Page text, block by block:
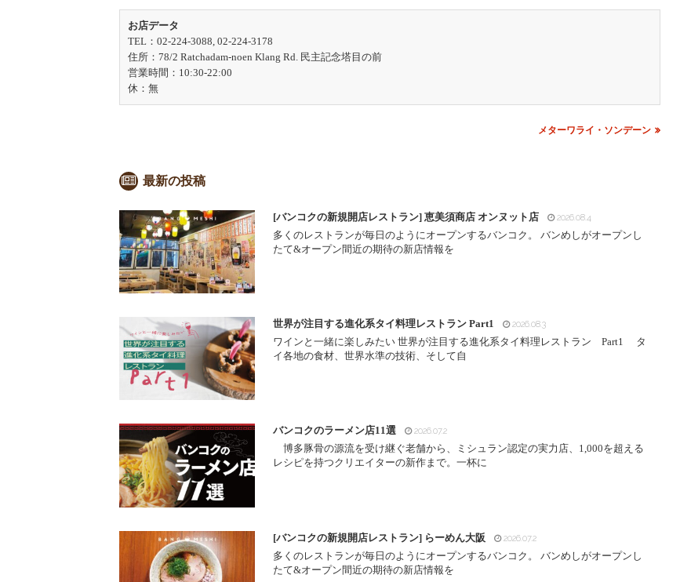
お店データ
TEL：02-224-3088, 02-224-3178
住所：78/2 Ratchadam-noen Klang Rd. 民主記念塔目の前
営業時間：10:30-22:00
休：無
メターワライ・ソンデーン
最新の投稿
[バンコクの新規開店レストラン] 恵美須商店 オンヌット店 2026.08.4
多くのレストランが毎日のようにオープンするバンコク。 バンめしがオープンし
たて&オープン間近の期待の新店情報を
世界が注目する進化系タイ料理レストラン Part1 2026.08.3
ワインと一緒に楽しみたい 世界が注目する進化系タイ料理レストラン Part1 タ
イ各地の食材、世界水準の技術、そして自
バンコクのラーメン店11選 2026.07.2
博多豚骨の源流を受け継ぐ老舗から、ミシュラン認定の実力店、1,000を超える
レシピを持つクリエイターの新作まで。一杯に
[バンコクの新規開店レストラン] らーめん大阪 2026.07.2
多くのレストランが毎日のようにオープンするバンコク。 バンめしがオープンし
たて&オープン間近の期待の新店情報を